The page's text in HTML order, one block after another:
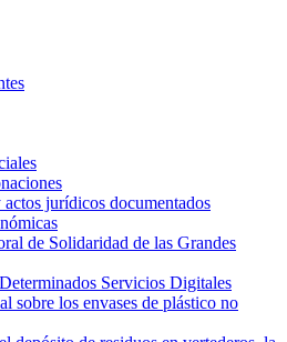
actos jurídicos documentados
de Solidaridad de las Grandes
Servicios Digitales
sobre los envases de plástico no